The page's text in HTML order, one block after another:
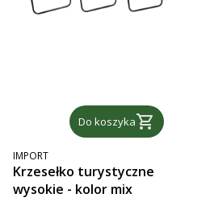
Do koszyka
PRODUCENT
IMPORT
Krzesełko turystyczne
wysokie - kolor mix